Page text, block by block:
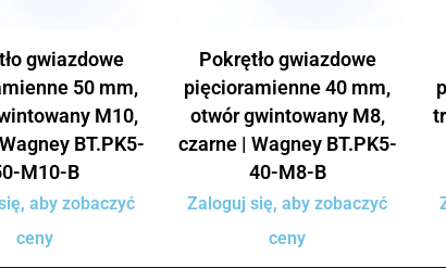
gwiazdowe
50 mm,
M10,
BT.PK5-
M10-B
aby zobaczyć
ceny
Pokrętło gwiazdowe
pięcioramienne 40 mm,
otwór gwintowany M8,
czarne | Wagney BT.PK5-
40-M8-B
Zaloguj się, aby zobaczyć
ceny